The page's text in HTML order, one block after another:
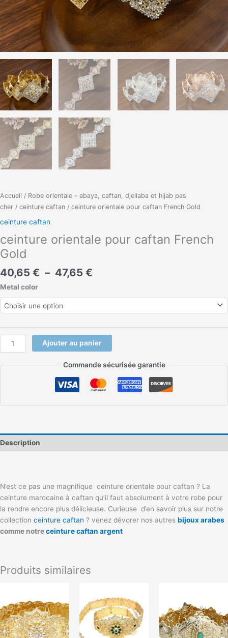
Accueil / Robe orientale – abaya, caftan, djellaba et hijab pas
cher / ceinture caftan / ceinture orientale pour caftan French Gold
ceinture caftan
ceinture orientale pour caftan French
Gold
40,65 € – 47,65 €
Metal color
Ajouter au panier
Commande sécurisée garantie
Description
N’est ce pas une magnifique ceinture orientale pour caftan ? La
ceinture marocaine à caftan qu’il faut absolument à votre robe pour
la rendre encore plus délicieuse. Curieuse d’en savoir plus sur notre
collection ceinture caftan ? venez dévorer nos autres bijoux arabes
comme notreceinture caftan argent
Produits similaires
prix :
41,00 €
à
46,00 €
a
plusieurs
variations.
plusieurs
variations.
à